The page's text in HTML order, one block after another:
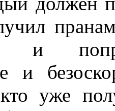
и
и
уже